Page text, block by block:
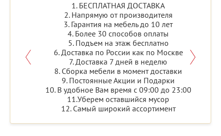
1. БЕСПЛАТНАЯ ДОСТАВКА
2. Напрямую от производителя
3. Гарантия на мебель до 10 лет
4. Более 30 способов оплаты
5. Подъем на этаж бесплатно
6. Доставка по России как по Москве
7. Доставка 7 дней в неделю
8. Сборка мебели в момент доставки
9. Постоянные Акции и Подарки
10. В удобное Вам время с 09:00 до 23:00
11.Уберем оставшийся мусор
12. Самый широкий ассортимент